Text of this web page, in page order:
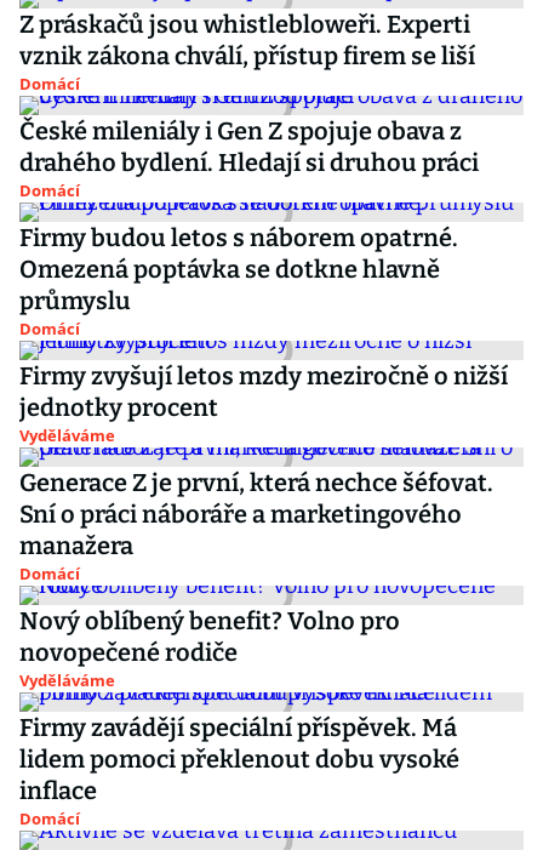
Z práskačů jsou whistlebloweři. Experti
vznik zákona chválí, přístup firem se liší
Domácí
České mileniály i Gen Z spojuje obava z
drahého bydlení. Hledají si druhou práci
Domácí
Firmy budou letos s náborem opatrné.
Omezená poptávka se dotkne hlavně
průmyslu
Domácí
Firmy zvyšují letos mzdy meziročně o nižší
jednotky procent
Vyděláváme
Generace Z je první, která nechce šéfovat.
Sní o práci náboráře a marketingového
manažera
Domácí
Nový oblíbený benefit? Volno pro
novopečené rodiče
Vyděláváme
Firmy zavádějí speciální příspěvek. Má
lidem pomoci překlenout dobu vysoké
inflace
Domácí